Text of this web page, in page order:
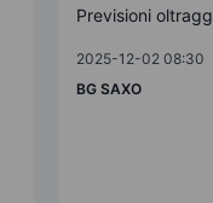
Previsioni
2025-12-02 08:30
BG SAXO